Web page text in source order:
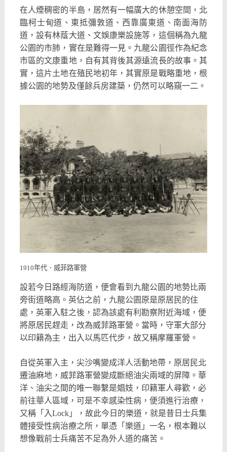
在人煙稠密的半島，居然有一幅廣大的休憩空間，北
臨柯士甸道、東抵彌敦道、西靠廣東道、南面海防
道，設有林蔭大道、文娛康樂設施等，這個稱為九龍
公園的市肺，實在是難得一見。九龍公園徑作為紀念
市區的文康重地，自有其背後其源遠流長的故事。其
實，這片土地在殖民地初年，其實原是戰略重地，根
據公園的地勢及僅餘兵房建築，仍然可以略窺一二。
1910年代．威菲路軍營
設若今日路經海防道，便會看到九龍公園的地勢比兩
旁街道略高。英佔之前，九龍公園原是原居民的住
處，英軍入駐之後，認為該處有利勘察附近海域，便
將原居民趕走，改為威菲路軍營。當時，守軍大部分
以印籍為主，出入以馬匹代步，故又稱摩羅軍營。
自從英軍入主，尖沙嘴變成洋人活動地帶，原居民北
遷油麻地，威菲路軍營變成斷絕油尖兩域的屏障。華
洋、油尖之間的唯一聯繫是娼妓，印籍軍人尋歡，必
前往華人區域，可是不幸感染性病，便須進行治療，
又稱「入Lock」，故此今日的樂道，就是昔日士兵集
體接受性病治療之所，單憑「樂道」一名，根本難以
想像戰前士兵痛苦不足為外人道的痛苦。